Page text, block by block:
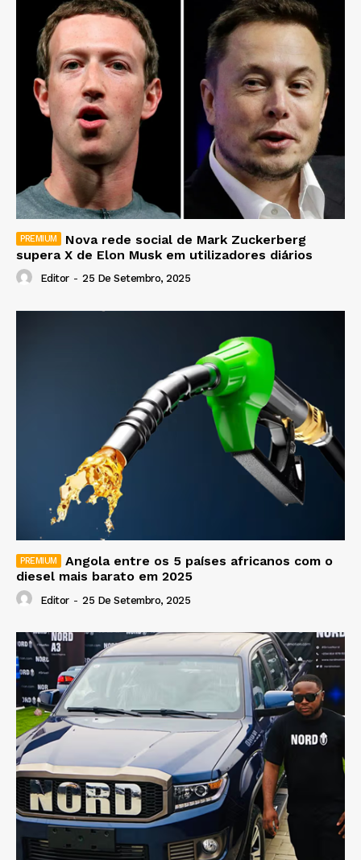
Nova rede social de Mark Zuckerberg
supera X de Elon Musk em utilizadores diários
Editor - 25 De Setembro, 2025
Angola entre os 5 países africanos com o
diesel mais barato em 2025
Editor - 25 De Setembro, 2025